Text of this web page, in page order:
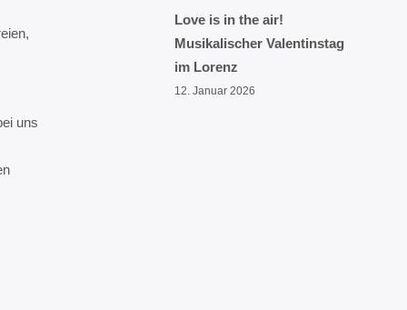
uns
Love is in the air!
Musikalischer Valentinstag
im Lorenz
12. Januar 2026